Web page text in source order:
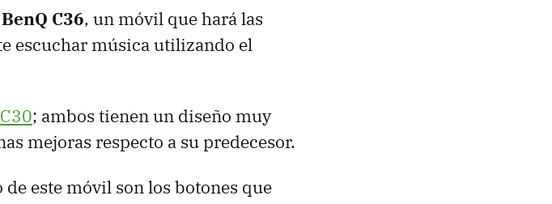
BenQ C36, un móvil que hará las
escuchar música utilizando el
C30; ambos tienen un diseño muy
mejoras respecto a su predecesor.
este móvil son los botones que